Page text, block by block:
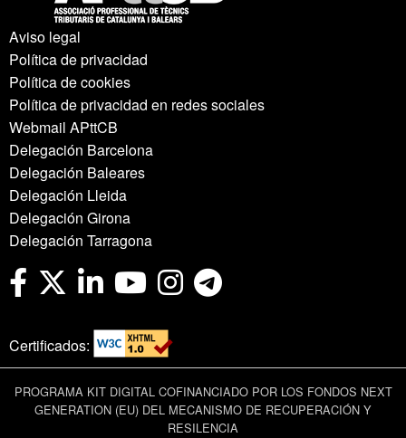
Aviso legal
Política de privacidad
Política de cookies
Política de privacidad en redes sociales
Webmail APttCB
Delegación Barcelona
Delegación Baleares
Delegación Lleida
Delegación Girona
Delegación Tarragona
Certificados:
PROGRAMA KIT DIGITAL COFINANCIADO POR LOS FONDOS NEXT
GENERATION (EU) DEL MECANISMO DE RECUPERACIÓN Y
RESILENCIA